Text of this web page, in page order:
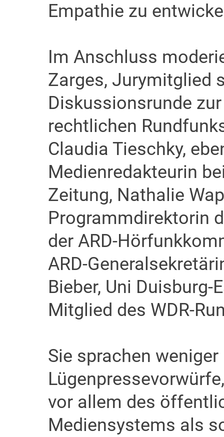
Empathie zu
Im Anschluss
Zarges, Jurymitglied
Diskussionsrunde
rechtlichen
Claudia Tieschky,
Medienredakteurin
Zeitung, Nathalie
Programmdirektorin
der ARD-
ARD-
Bieber, Uni
Mitglied des WDR-
Sie sprachen weniger
vor allem des
Mediensystems als